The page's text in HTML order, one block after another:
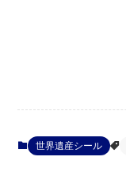
世界遺産シール